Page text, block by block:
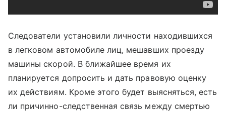
Следователи установили личности находившихся
в легковом автомобиле лиц, мешавших проезду
машины скорой. В ближайшее время их
планируется допросить и дать правовую оценку
их действиям. Кроме этого будет выясняться, есть
ли причинно-следственная связь между смертью